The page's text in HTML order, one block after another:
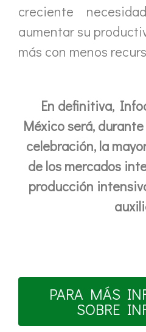
creciente
aumentar su
más con menos
En definitiva,
México será,
celebración, la
de los mercados
producción
PARA MÁS
SOBRE